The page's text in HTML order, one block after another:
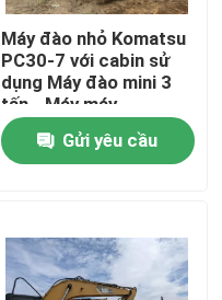
Máy đào nhỏ Komatsu
PC30-7 với cabin sử
dụng Máy đào mini 3
tấn - Máy máy
Komatsu đào mỏng,
Thiết bị mini nhiên liệu
thấp Để bán
Gửi yêu cầu